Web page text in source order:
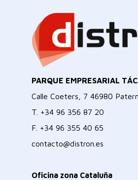
PARQUE EMPRESARIAL
Calle Coeters, 7 46980
T. +34 96 356 87 20
F. +34 96 355 40 65
contacto@distron.es
Oficina zona Cataluña